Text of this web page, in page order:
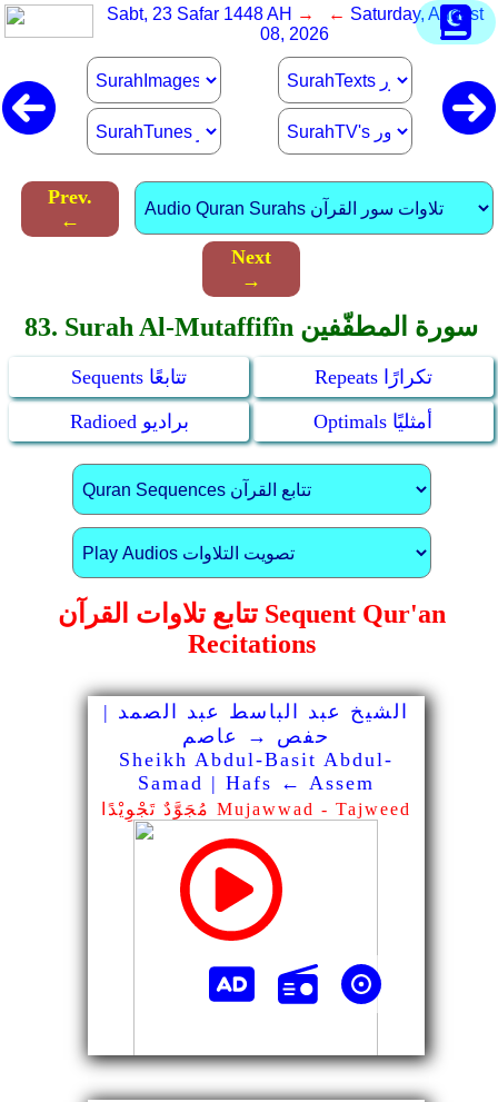
Sabt, 23 Safar 1448 AH → ← Saturday, August
08, 2026
Prev.
←
Next
→
83. Surah Al-Mutaffifîn سورة المطفّفين
Sequents تتابعًا
Repeats تكرارًا
Radioed براديو
Optimals أمثليًا
تتابع تلاوات القرآن Sequent Qur'an
Recitations
الشيخ عبد الباسط عبد الصمد |
حفص → عاصم
Sheikh Abdul-Basit Abdul-
Samad | Hafs ← Assem
مُجَوَّدٌ تَجْوِيْدًا Mujawwad - Tajweed